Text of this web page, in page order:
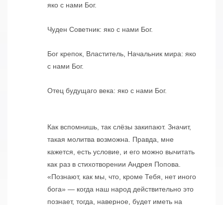
яко с нами Бог.
Чуден Советник: яко с нами Бог.
Бог крепок, Властитель, Начальник мира: яко
с нами Бог.
Отец будущаго века: яко с нами Бог.
Как вспомнишь, так слёзы закипают. Значит,
такая молитва возможна. Правда, мне
кажется, есть условие, и его можно вычитать
как раз в стихотворении Андрея Попова.
«Познают, как мы, что, кроме Тебя, нет иного
бога» — когда наш народ действительно это
познает, тогда, наверное, будет иметь на